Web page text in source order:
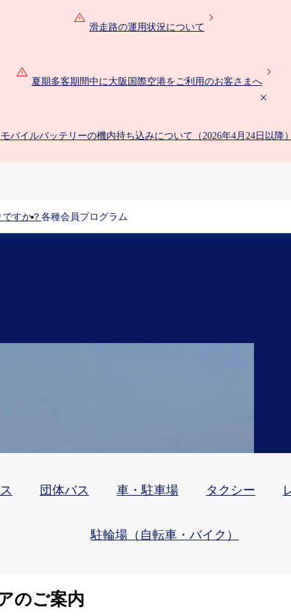
滑走路の運用状況について
夏期多客期間中に大阪国際空港をご利用のお客さまへ
モバイルバッテリーの機内持ち込みについて（2026年4月24日以降）
ですか？ 各種会員プログラム
団体バス 車・駐車場 タクシー
駐輪場（自転車・バイク）
のご案内